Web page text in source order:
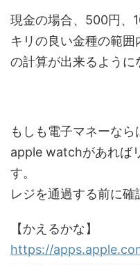
現金の場合、500円、
キリの良い金種の範
の計算が出来るように
もしも電子マネーなら
apple watchがあれば
す。
レジを通過する前に確
【かえるかな】
https://